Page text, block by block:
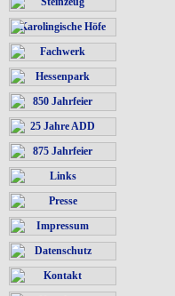
Karolingische Höfe
Fachwerk
Hessenpark
850 Jahrfeier
25 Jahre ADD
875 Jahrfeier
Links
Presse
Impressum
Datenschutz
Kontakt